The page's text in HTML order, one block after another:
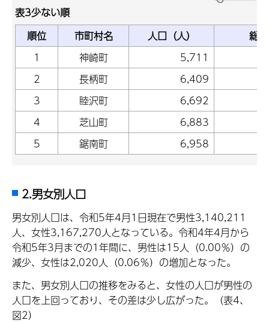
表3少ない順
順位
市町村名 人口（人）
総
1
神崎町
5,711
2
長柄町
6,409
3
睦沢町
6,692
4
芝山町
6,883
5
鋸南町 6,958
2.男女別人口
男女別人口は、令和5年4月1日現在で男性3,140,211
人、女性3,167,270人となっている。令和4年4月から
令和5年3月までの1年間に、男性は15人（0.00％）の
減少、女性は2,020人（0.06％）の増加となった。
また、男女別人口の推移をみると、女性の人口が男性の
人口を上回っており、その差は少し広がった。（表4、
図2）